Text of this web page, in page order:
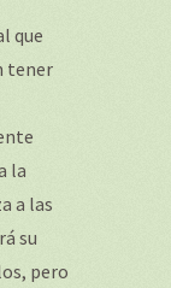
que
tener
la
a las
su
pero